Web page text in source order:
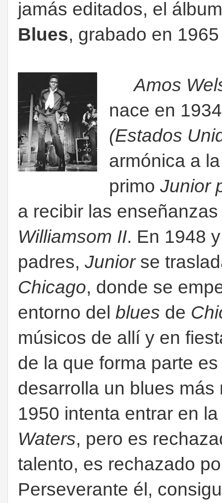
jamás editados, el
Blues, grabado en
Amos
nace en
(Estados
armónica a
primo Junior
a recibir las
Williamsom II. En 1948
padres, Juniorse
Chicago, donde se
entorno del blues de
músicos de allí y en
de la que forma parte
desarrolla un blues
1950 intenta entrar en
Waters, pero es
talento, es rechazado
Perseverante él,